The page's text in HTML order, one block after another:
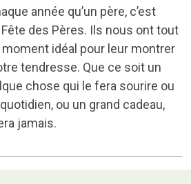
année qu’un père, c’est
des Pères. Ils nous ont tout
moment idéal pour leur montrer
tendresse. Que ce soit un
chose qui le fera sourire ou
ou un grand cadeau,
jamais.